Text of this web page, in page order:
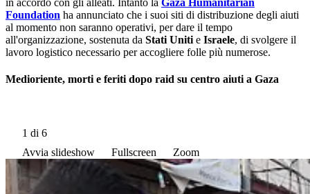
in accordo con gli alleati. Intanto la Gaza Humanitarian
Foundation ha annunciato che i suoi siti di distribuzione degli aiuti
al momento non saranno operativi, per dare il tempo
all'organizzazione, sostenuta da Stati Uniti e Israele, di svolgere il
lavoro logistico necessario per accogliere folle più numerose.
Medioriente, morti e feriti dopo raid su centro aiuti a Gaza
1 di 6
Avvia slideshow
Fullscreen Zoom